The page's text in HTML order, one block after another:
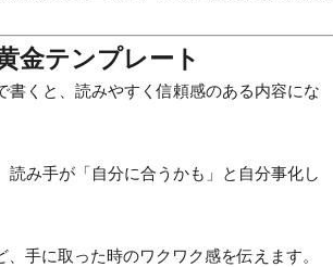
金テンプレート
くと、読みやすく信頼感のある内容にな
読み手が「自分に合うかも」と自分事化し
手に取った時のワクワク感を伝えます。